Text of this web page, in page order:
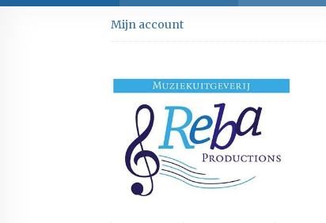
Ga
door
navigatie
Ga
direct
de
inhoud
Mijn account